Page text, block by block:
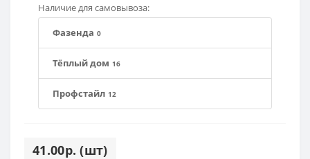
Наличие для самовывоза:
Фазенда 0
Тёплый дом 16
Профстайл 12
41.00р. (шт)